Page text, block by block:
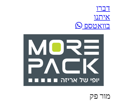
דברו
איתנו
בוואטספ
מור פק